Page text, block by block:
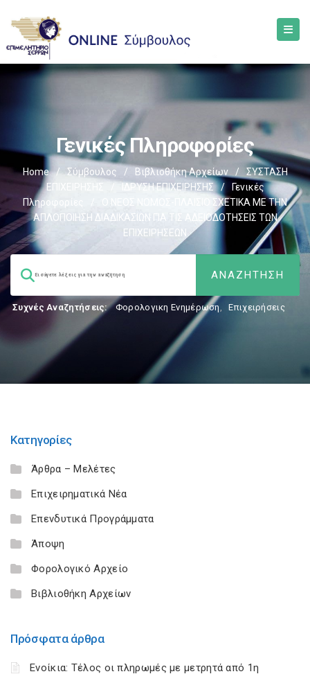
Γενικές Πληροφορίες
Home / Σύμβουλος / Βιβλιοθήκη Αρχείων /
ΣΥΣΤΑΣΗ
ΕΠΙΧΕΙΡΗΣΗΣ
/ ΙΔΡΥΣΗ ΕΠΙΧΕΙΡΗΣΗΣ /
Γενικές
Πληροφορίες
Ο ΝΕΟΣ ΝΟΜΟΣ-ΠΛΑΙΣΙΟ ΣΧΕΤΙΚΑ ΜΕ ΤΗΝ
ΑΠΛΟΠΟΙΗΣΗ ΔΙΑΔΙΚΑΣΙΩΝ ΓΙΑ ΤΙΣ ΑΔΕΙΟΔΟΤΗΣΕΙΣ ΤΩΝ
ΕΠΙΧΕΙΡΗΣΕΩΝ
Συχνές Αναζητήσεις: Φορολογικη Ενημέρωση, Επιχειρήσεις
Κατηγορίες
Άρθρα – Μελέτες
Επιχειρηματικά Νέα
Επενδυτικά Προγράμματα
Άποψη
Φορολογικό Αρχείο
Βιβλιοθήκη Αρχείων
Πρόσφατα άρθρα
Ενοίκια: Τέλος οι πληρωμές με μετρητά από 1η